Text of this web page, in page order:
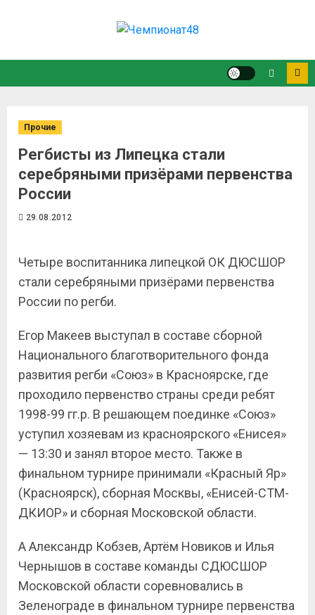
Прочие
Регбисты из Липецка стали
серебряными призёрами первенства
России
29.08.2012
Четыре воспитанника липецкой ОК ДЮСШОР
стали серебряными призёрами первенства
России по регби.
Егор Макеев выступал в составе сборной
Национального благотворительного фонда
развития регби «Союз» в Красноярске, где
проходило первенство страны среди ребят
1998-99 гг.р. В решающем поединке «Союз»
уступил хозяевам из красноярского «Енисея»
— 13:30 и занял второе место. Также в
финальном турнире принимали «Красный Яр»
(Красноярск), сборная Москвы, «Енисей-СТМ-
ДКИОР» и сборная Московской области.
А Александр Кобзев, Артём Новиков и Илья
Чернышов в составе команды СДЮСШОР
Московской области соревновались в
Зеленограде в финальном турнире первенства